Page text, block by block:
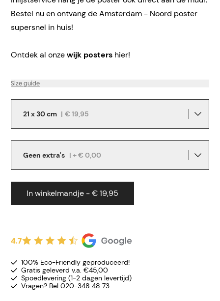
Bestel nu en ontvang de Amsterdam - Noord poster
supersnel in huis!
Ontdek al onzewijk posters hier!
Size guide
21 x 30 cm | € 19,95
Geen extra's | + € 0,00
In winkelmandje - € 19,95
4.7
100% Eco-Friendly geproduceerd!
Gratis geleverd v.a. €45,00
Spoedlevering (1-2 dagen levertijd)
Vragen? Bel 020-348 48 73